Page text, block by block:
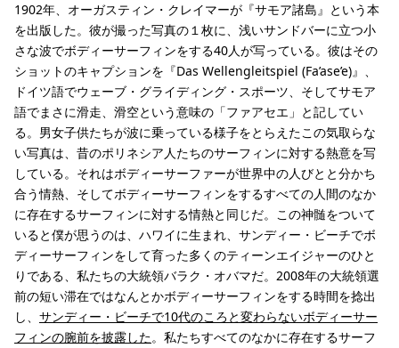
1902年、オーガスティン・クレイマーが『サモア諸島』という本
を出版した。彼が撮った写真の１枚に、浅いサンドバーに立つ小
さな波でボディーサーフィンをする40人が写っている。彼はその
ショットのキャプションを『Das Wellengleitspiel (Fa’ase’e)』、
ドイツ語でウェーブ・グライディング・スポーツ、そしてサモア
語でまさに滑走、滑空という意味の「ファアセエ」と記してい
る。男女子供たちが波に乗っている様子をとらえたこの気取らな
い写真は、昔のポリネシア人たちのサーフィンに対する熱意を写
している。それはボディーサーファーが世界中の人びとと分かち
合う情熱、そしてボディーサーフィンをするすべての人間のなか
に存在するサーフィンに対する情熱と同じだ。この神髄をついて
いると僕が思うのは、ハワイに生まれ、サンディー・ビーチでボ
ディーサーフィンをして育った多くのティーンエイジャーのひと
りである、私たちの大統領バラク・オバマだ。2008年の大統領選
前の短い滞在ではなんとかボディーサーフィンをする時間を捻出
し、 サンディー・ビーチで10代のころと変わらないボディーサー
フィンの腕前を披露した。私たちすべてのなかに存在するサーフ